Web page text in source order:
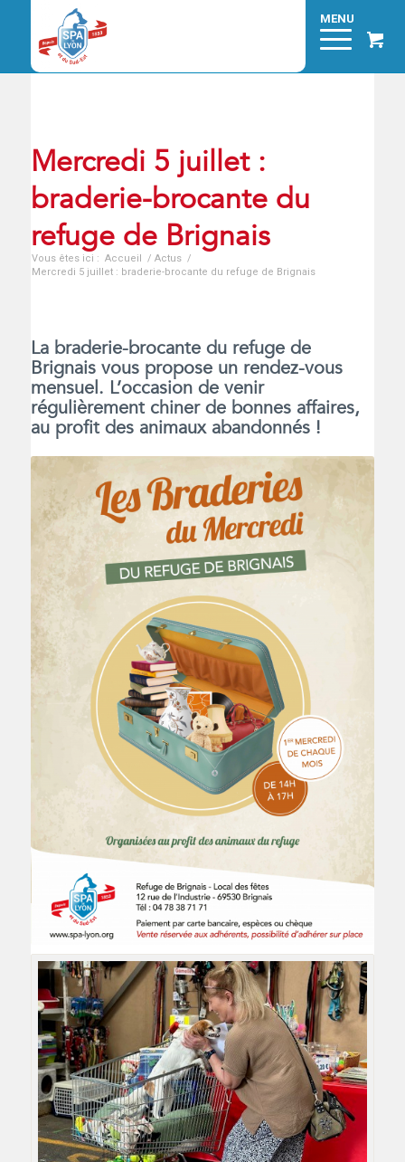
Mercredi 5 juillet :
braderie-brocante du
refuge de Brignais
Vous êtes ici : Accueil / Actus /
Mercredi 5 juillet : braderie-brocante du refuge de Brignais
La braderie-brocante du refuge de
Brignais vous propose un rendez-vous
mensuel. L’occasion de venir
régulièrement chiner de bonnes affaires,
au profit des animaux abandonnés !